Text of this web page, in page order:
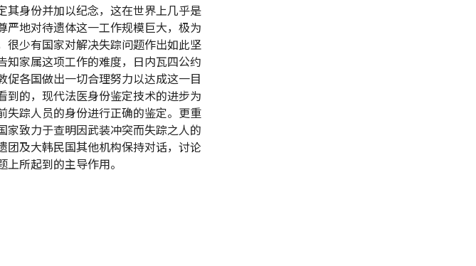
其身份并加以纪念，这在世界上几乎是
严地对待遗体这一工作规模巨大，极为
很少有国家对解决失踪问题作出如此坚
知家属这项工作的难度，日内瓦四公约
各国做出一切合理努力以达成这一目
的，现代法医身份鉴定技术的进步为
失踪人员的身份进行正确的鉴定。更重
致力于查明因武装冲突而失踪之人的
及大韩民国其他机构保持对话，讨论
所起到的主导作用。